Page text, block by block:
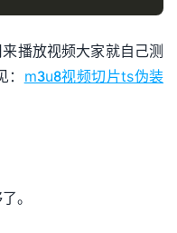
播放视频大家就自己测
m3u8视频切片ts伪装
。